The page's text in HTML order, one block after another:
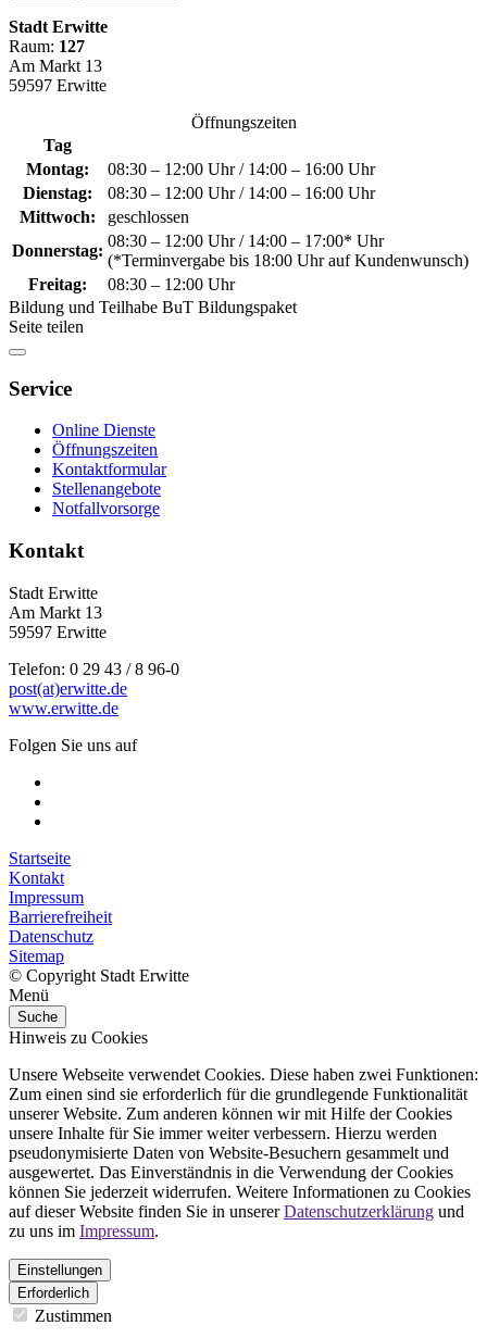
Stadt Erwitte
Raum: 127
Am Markt 13
59597 Erwitte
Öffnungszeiten
Tag
Montag:
08:30 – 12:00 Uhr / 14:00 – 16:00 Uhr
Dienstag:
08:30 – 12:00 Uhr / 14:00 – 16:00 Uhr
Mittwoch:
geschlossen
Donnerstag:
08:30 – 12:00 Uhr / 14:00 – 17:00* Uhr
(*Terminvergabe bis 18:00 Uhr auf Kundenwunsch)
Freitag:
08:30 – 12:00 Uhr
Bildung und Teilhabe BuT Bildungspaket
Seite teilen
Service
Online Dienste
Öffnungszeiten
Kontaktformular
Stellenangebote
Notfallvorsorge
Kontakt
Stadt Erwitte
Am Markt 13
59597 Erwitte
Telefon: 0 29 43 / 8 96-0
post(at)erwitte.de
www.erwitte.de
Folgen Sie uns auf
Startseite
Kontakt
Impressum
Barrierefreiheit
Datenschutz
Sitemap
© Copyright Stadt Erwitte
Menü
Suche
Hinweis zu Cookies
Unsere Webseite verwendet Cookies. Diese haben zwei Funktionen:
Zum einen sind sie erforderlich für die grundlegende Funktionalität
unserer Website. Zum anderen können wir mit Hilfe der Cookies
unsere Inhalte für Sie immer weiter verbessern. Hierzu werden
pseudonymisierte Daten von Website-Besuchern gesammelt und
ausgewertet. Das Einverständnis in die Verwendung der Cookies
können Sie jederzeit widerrufen. Weitere Informationen zu Cookies
auf dieser Website finden Sie in unsererDatenschutzerklärung und
zu uns im Impressum.
Einstellungen
Erforderlich
Zustimmen